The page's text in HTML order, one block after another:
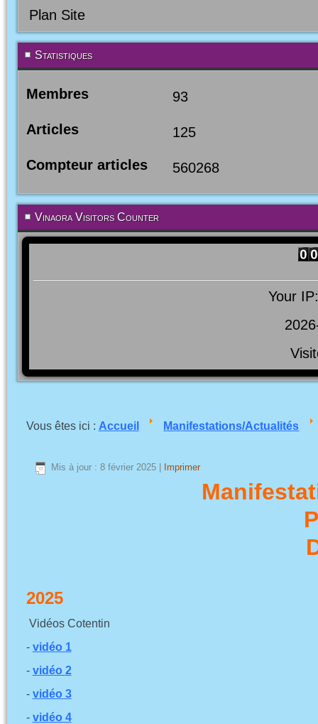
Plan Site
Statistiques
Membres 93
Articles 125
Compteur articles 560268
Vinaora Visitors Counter
Your
Vous êtes ici : Accueil Manifestations/Actualités
Mis à jour : 8 février 2025| Imprimer
2025
Vidéos Cotentin
- vidéo 1
- vidéo 2
- vidéo 3
- vidéo 4